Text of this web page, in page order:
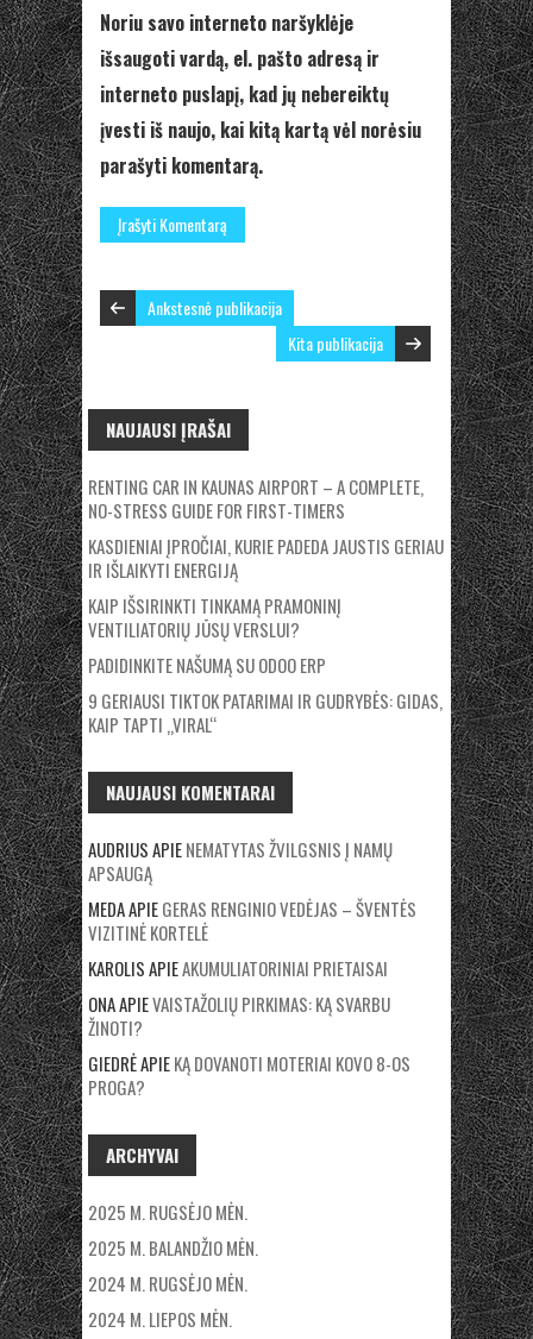
Noriu savo interneto naršyklėje
išsaugoti vardą, el. pašto adresą ir
interneto puslapį, kad jų nebereiktų
įvesti iš naujo, kai kitą kartą vėl norėsiu
parašyti komentarą.
Ankstesnė publikacija
Kita publikacija
NAUJAUSI ĮRAŠAI
RENTING CAR IN KAUNAS AIRPORT – A COMPLETE,
NO-STRESS GUIDE FOR FIRST-TIMERS
KASDIENIAI ĮPROČIAI, KURIE PADEDA JAUSTIS GERIAU
IR IŠLAIKYTI ENERGIJĄ
KAIP IŠSIRINKTI TINKAMĄ PRAMONINĮ
VENTILIATORIŲ JŪSŲ VERSLUI?
PADIDINKITE NAŠUMĄ SU ODOO ERP
9 GERIAUSI TIKTOK PATARIMAI IR GUDRYBĖS: GIDAS,
KAIP TAPTI „VIRAL“
NAUJAUSI KOMENTARAI
AUDRIUSAPIENEMATYTAS ŽVILGSNIS Į NAMŲ
APSAUGĄ
MEDAAPIEGERAS RENGINIO VEDĖJAS – ŠVENTĖS
VIZITINĖ KORTELĖ
KAROLISAPIEAKUMULIATORINIAI PRIETAISAI
ONAAPIEVAISTAŽOLIŲ PIRKIMAS: KĄ SVARBU
ŽINOTI?
GIEDRĖAPIEKĄ DOVANOTI MOTERIAI KOVO 8-OS
PROGA?
ARCHYVAI
2025 M. RUGSĖJO MĖN.
2025 M. BALANDŽIO MĖN.
2024 M. RUGSĖJO MĖN.
2024 M. LIEPOS MĖN.